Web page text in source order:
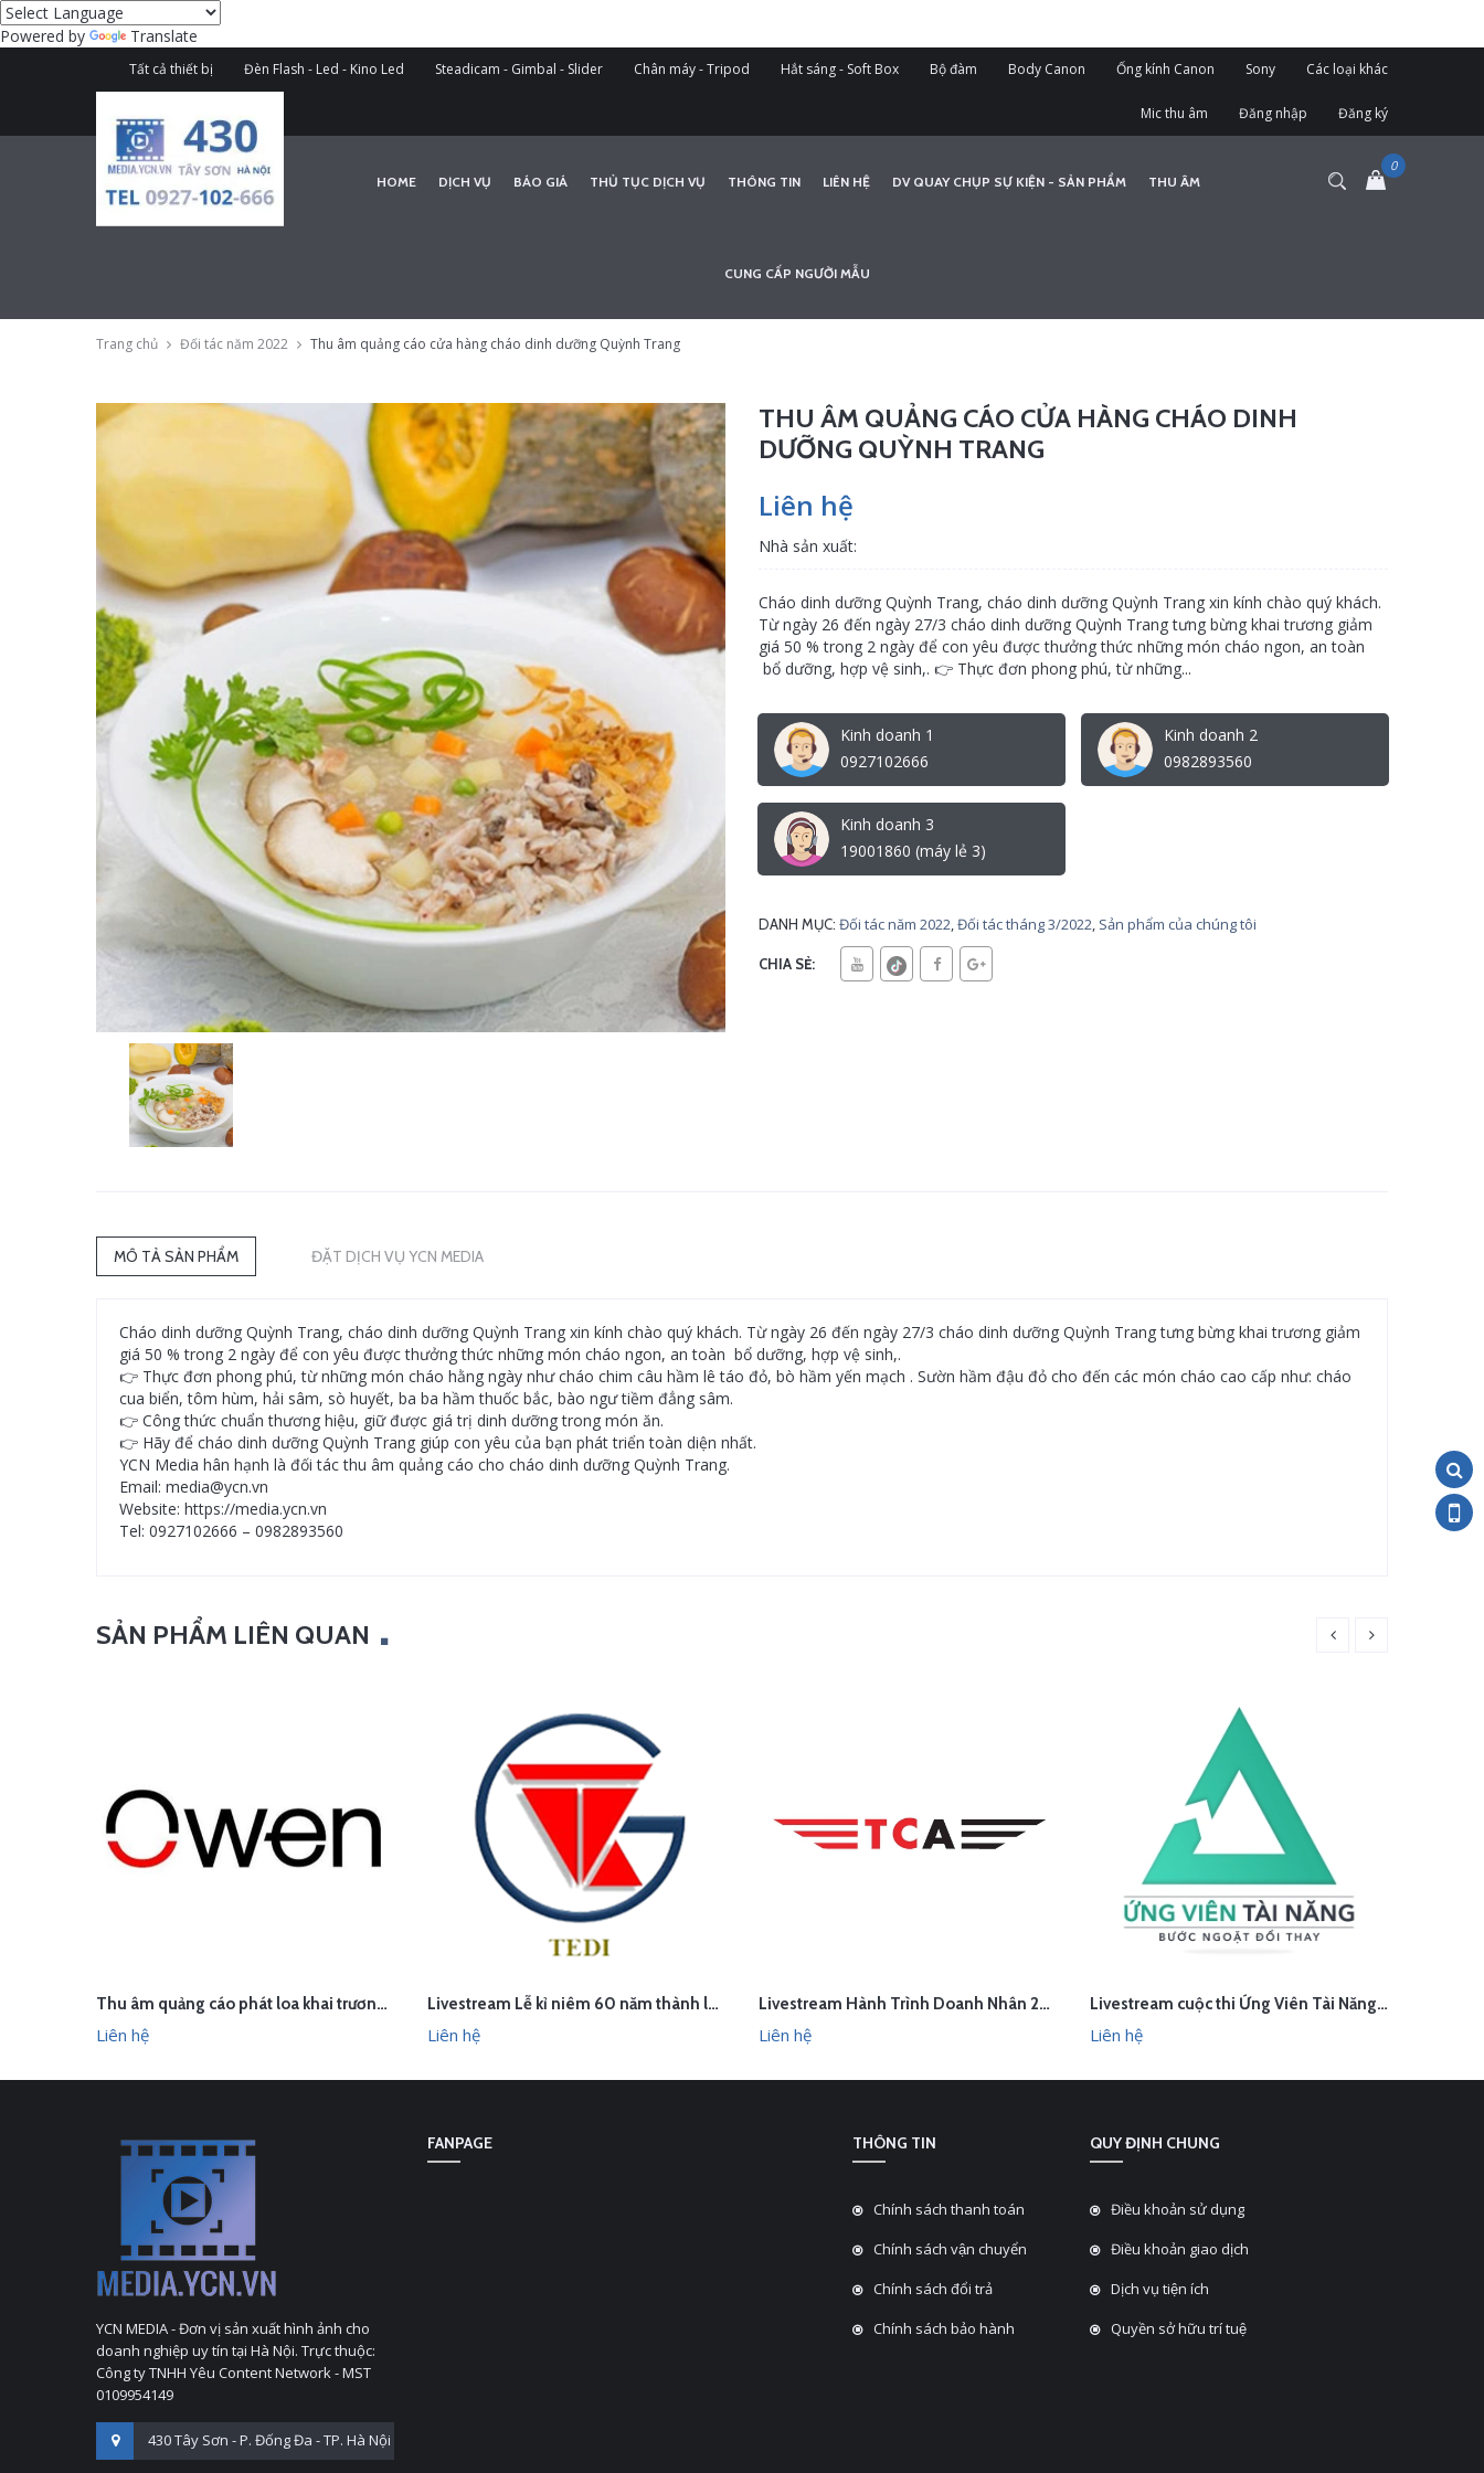
Powered by Translate
Tất cả thiết bị Đèn Flash - Led - Kino Led Steadicam - Gimbal - Slider Chân máy - Tripod Hắt sáng - Soft Box Bộ đàm Body Canon Ống kính Canon Sony Các loại khác
Mic thu âm Đăng nhập Đăng ký
HOME DỊCH VỤ BÁO GIÁ THỦ TỤC DỊCH VỤ THÔNG TIN LIÊN HỆ DV QUAY CHỤP SỰ KIỆN - SẢN PHẨM THU ÂM
CUNG CẤP NGƯỜI MẪU
Trang chủ Đối tác năm 2022 Thu âm quảng cáo cửa hàng cháo dinh dưỡng Quỳnh Trang
THU ÂM QUẢNG CÁO CỬA HÀNG CHÁO DINH
DƯỠNG QUỲNH TRANG
Liên hệ
Nhà sản xuất:
Cháo dinh dưỡng Quỳnh Trang, cháo dinh dưỡng Quỳnh Trang xin kính chào quý khách.
Từ ngày 26 đến ngày 27/3 cháo dinh dưỡng Quỳnh Trang tưng bừng khai trương giảm
giá 50 % trong 2 ngày để con yêu được thưởng thức những món cháo ngon, an toàn
bổ dưỡng, hợp vệ sinh,. 👉 Thực đơn phong phú, từ những...
Kinh doanh 1
0927102666
Kinh doanh 2
0982893560
Kinh doanh 3
19001860 (máy lẻ 3)
DANH MỤC: Đối tác năm 2022,Đối tác tháng 3/2022, Sản phẩm của chúng tôi
CHIA SẺ:
MÔ TẢ SẢN PHẨM ĐẶT DỊCH VỤ YCN MEDIA
Cháo dinh dưỡng Quỳnh Trang, cháo dinh dưỡng Quỳnh Trang xin kính chào quý khách. Từ ngày 26 đến ngày 27/3 cháo dinh dưỡng Quỳnh Trang tưng bừng khai trương giảm
giá 50 % trong 2 ngày để con yêu được thưởng thức những món cháo ngon, an toàn bổ dưỡng, hợp vệ sinh,.
👉 Thực đơn phong phú, từ những món cháo hằng ngày như cháo chim câu hầm lê táo đỏ, bò hầm yến mạch . Sườn hầm đậu đỏ cho đến các món cháo cao cấp như: cháo
cua biển, tôm hùm, hải sâm, sò huyết, ba ba hầm thuốc bắc, bào ngư tiềm đẳng sâm.
👉 Công thức chuẩn thương hiệu, giữ được giá trị dinh dưỡng trong món ăn.
👉 Hãy để cháo dinh dưỡng Quỳnh Trang giúp con yêu của bạn phát triển toàn diện nhất.
YCN Media hân hạnh là đối tác thu âm quảng cáo cho cháo dinh dưỡng Quỳnh Trang.
Email: media@ycn.vn
Website: https://media.ycn.vn
Tel: 0927102666 – 0982893560
SẢN PHẨM LIÊN QUAN
LIÊN HỆ XEM NHANH
Thu âm quảng cáo phát loa khai trương cửa hàng Owen Sơn La
Liên hệ
LIÊN HỆ XEM NHANH
Livestream Lễ kỉ niêm 60 năm thành lập TEDI
Liên hệ
LIÊN HỆ XEM NHANH
Livestream Hành Trình Doanh Nhân 2023
Liên hệ
LIÊN HỆ XEM NHANH
Livestream cuộc thi Ứng Viên Tài Năng tại Đại học Ngoại Thương
Liên hệ
YCN MEDIA - Đơn vị sản xuất hình ảnh cho
doanh nghiệp uy tín tại Hà Nội. Trực thuộc:
Công ty TNHH Yêu Content Network - MST
0109954149
430 Tây Sơn - P. Đống Đa - TP. Hà Nội
FANPAGE THÔNG TIN
Chính sách thanh toán
Chính sách vận chuyển
Chính sách đổi trả
Chính sách bảo hành
QUY ĐỊNH CHUNG
Điều khoản sử dụng
Điều khoản giao dịch
Dịch vụ tiện ích
Quyền sở hữu trí tuệ